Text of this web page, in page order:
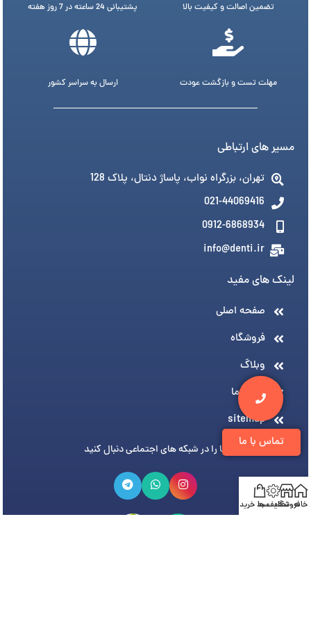
تماس با ما
تضمین اصالت و کیفیت بالا پشتیبانی 24 ساعته در 7 روز هفته
مهلت تست و بازگشت عودت ارسال به سراسر کشور
مسیر های ارتباطی
تهران، بزرگراه نواب، پاساژ دنتال، پلاک 128
021-44069416
0912-6868934
info@denti.ir
لینک های مفید
صفحه اصلی
فروشگاه
وبلاگ
درباره ما
sitemap
ما را در شبکه های اجتماعی دنبال کنید
خانهفروشگاه
تخفیف هاسبد خرید